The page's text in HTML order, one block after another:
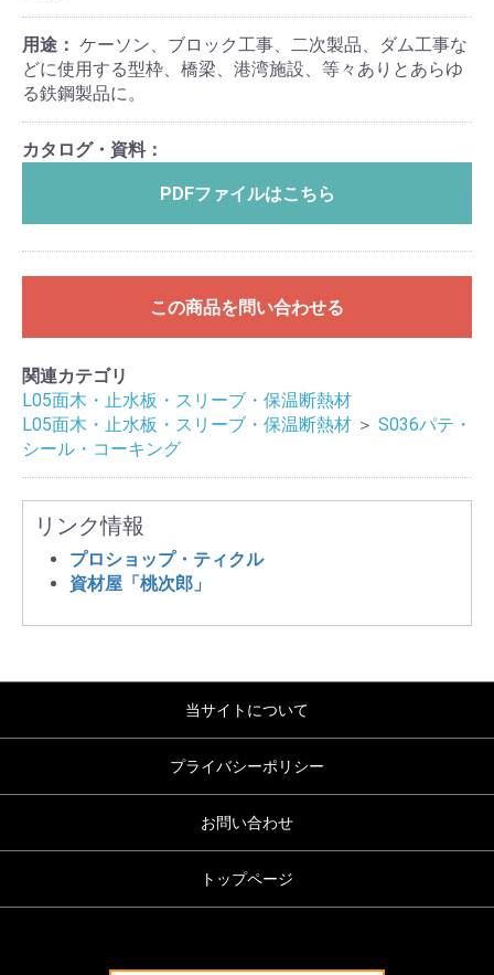
用途： ケーソン、ブロック工事、二次製品、ダム工事な
どに使用する型枠、橋梁、港湾施設、等々ありとあらゆ
る鉄鋼製品に。
カタログ・資料：
PDFファイルはこちら
この商品を問い合わせる
関連カテゴリ
L05面木・止水板・スリーブ・保温断熱材
L05面木・止水板・スリーブ・保温断熱材 ＞ S036パテ・
シール・コーキング
リンク情報
プロショップ・ティクル
資材屋「桃次郎」
当サイトについて
プライバシーポリシー
お問い合わせ
トップページ